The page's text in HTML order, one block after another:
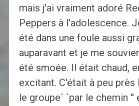
mais j'ai vraiment adoré
Peppers à l'adolescence.
été dans une foule aussi
auparavant et je me
été smoée. Il était chaud,
excitant. C'était à peu près
le groupe` `par le chemin ''